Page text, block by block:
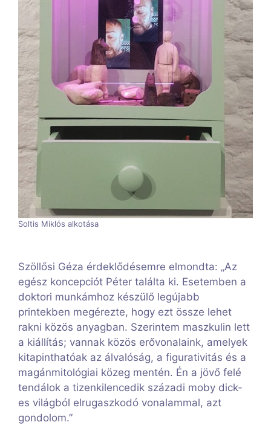
Soltis Miklós alkotása
Szöllősi Géza érdeklődésemre elmondta: „Az
egész koncepciót Péter találta ki. Esetemben a
doktori munkámhoz készülő legújabb
printekben megérezte, hogy ezt össze lehet
rakni közös anyagban. Szerintem maszkulin lett
a kiállítás; vannak közös erővonalaink, amelyek
kitapinthatóak az álvalóság, a figurativitás és a
magánmitológiai közeg mentén. Én a jövő felé
tendálok a tizenkilencedik századi moby dick-
es világból elrugaszkodó vonalammal, azt
gondolom.”